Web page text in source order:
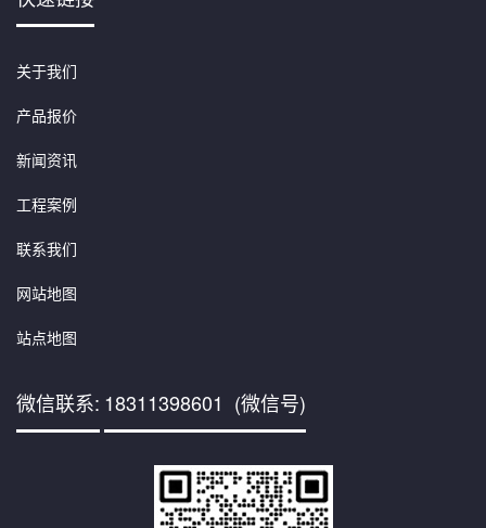
关于我们
产品报价
新闻资讯
工程案例
联系我们
网站地图
站点地图
微信联系: 18311398601 (微信号)